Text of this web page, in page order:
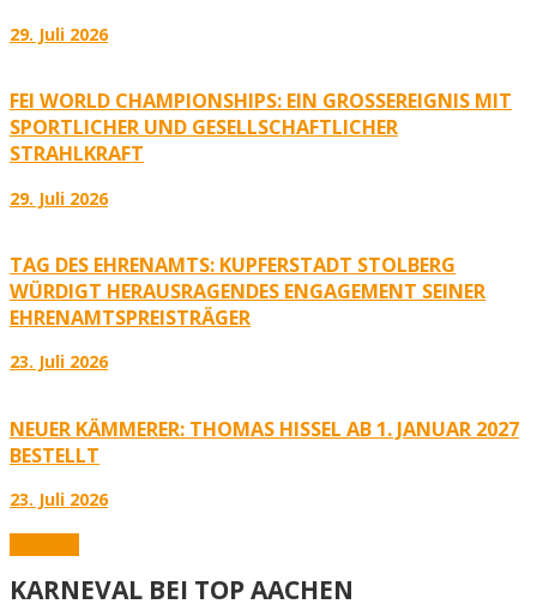
29. Juli 2026
FEI WORLD CHAMPIONSHIPS: EIN GROSSEREIGNIS MIT S
PORTLICHER UND GESELLSCHAFTLICHER S
TRAHLKRAFT
29. Juli 2026
TAG DES EHRENAMTS: KUPFERSTADT STOLBERG
WÜRDIGT HERAUSRAGENDES ENGAGEMENT SEINER
EHRENAMTSPREISTRÄGER
23. Juli 2026
NEUER KÄMMERER: THOMAS HISSEL AB 1. JANUAR 2027
BESTELLT
23. Juli 2026
KARNEVAL BEI TOP AACHEN